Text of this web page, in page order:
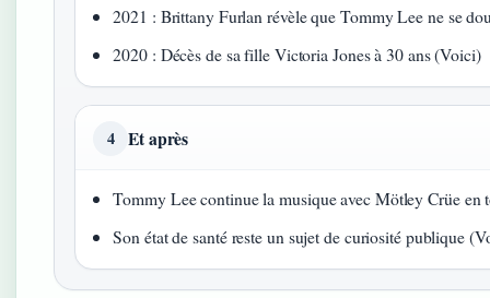
2021 : Brittany Furlan révèle que Tommy Lee ne se
2020 : Décès de sa fille Victoria Jones à 30 ans (Voici)
4 Et après
Tommy Lee continue la musique avec Mötley Crüe en
Son état de santé reste un sujet de curiosité publique